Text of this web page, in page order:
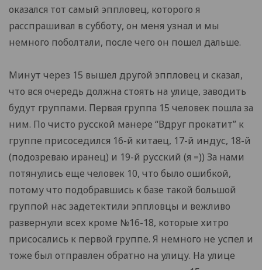
оказался тот самый эппловец, которого я
расспрашивал в субботу, он меня узнал и мы
немного поболтали, после чего он пошел дальше.
Минут через 15 вышел другой эппловец и сказал,
что вся очередь должна стоять на улице, заводить
будут группами. Первая группа 15 человек пошла за
ним. По чисто русской манере “Вдруг прокатит” к
группе присоседился 16-й китаец, 17-й индус, 18-й
(подозреваю иранец) и 19-й русский (я =)) За нами
потянулись еще человек 10, что было ошибкой,
потому что подобравшись к базе такой большой
группой нас задетектили эппловцы и вежливо
развернули всех кроме №16-18, которые хитро
присосались к первой группе. Я немного не успел и
тоже был отправлен обратно на улицу. На улице